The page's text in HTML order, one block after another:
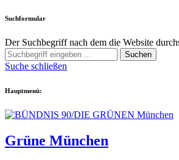
Suchformular
Der Suchbegriff nach dem die Website
Suchen
Suche schließen
Hauptmenü:
Grüne München